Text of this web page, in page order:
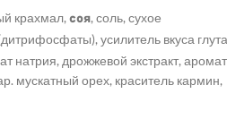
крахмал, соя, соль, сухое
усилитель вкуса
натрия, дрожжевой экстракт,
мускатный орех, краситель кармин,